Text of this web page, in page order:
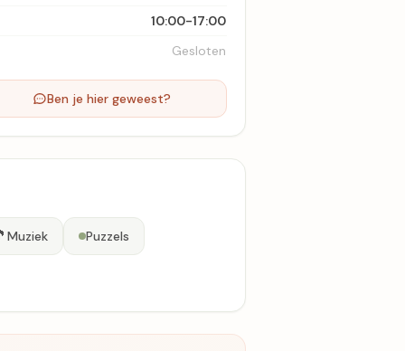
10:00-17:00
Gesloten
Ben je hier geweest?
Muziek Puzzels